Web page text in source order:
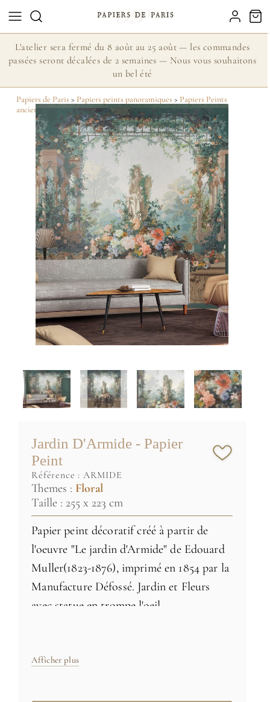
L'atelier sera fermé du 8 août au 25 août — les commandes
passées seront décalées de 2 semaines — Nous vous souhaitons
un bel été
Papiers de Paris > Papiers peints panoramiques > Papiers Peints
anciens
Jardin D'Armide - Papier
Peint
référence : ARMIDE
Themes : Floral
Taille : 255 x 223 cm
Papier peint décoratif créé à partir de
l'oeuvre "Le jardin d'Armide" de Edouard
Muller(1823-1876), imprimé en 1854 par la
Manufacture Défossé. Jardin et Fleurs
avec statue en trompe l'oeil.
Afficher plus